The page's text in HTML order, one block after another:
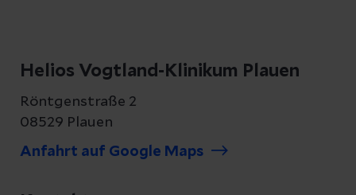
Helios Vogtland-Klinikum Plauen
Röntgenstraße 2
08529 Plauen
Anfahrt auf Google Maps